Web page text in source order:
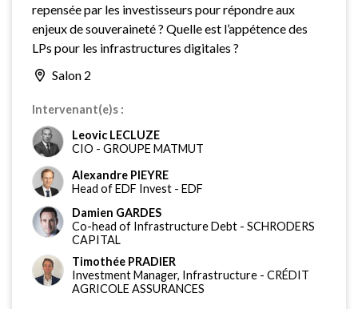
repensée par les investisseurs pour répondre aux
enjeux de souveraineté ? Quelle est l’appétence des
LPs pour les infrastructures digitales ?
Salon 2
Intervenant(e)s :
Leovic LECLUZE
CIO - GROUPE MATMUT
Alexandre PIEYRE
Head of EDF Invest - EDF
Damien GARDES
Co-head of Infrastructure Debt - SCHRODERS
CAPITAL
Timothée PRADIER
Investment Manager, Infrastructure - CRÉDIT
AGRICOLE ASSURANCES